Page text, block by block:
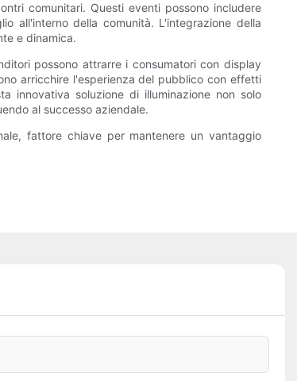
comunitari. Questi eventi possono includere
all'interno della comunità. L'integrazione della
e dinamica.
possono attrarre i consumatori con display
arricchire l'esperienza del pubblico con effetti
innovativa soluzione di illuminazione non solo
al successo aziendale.
fattore chiave per mantenere un vantaggio